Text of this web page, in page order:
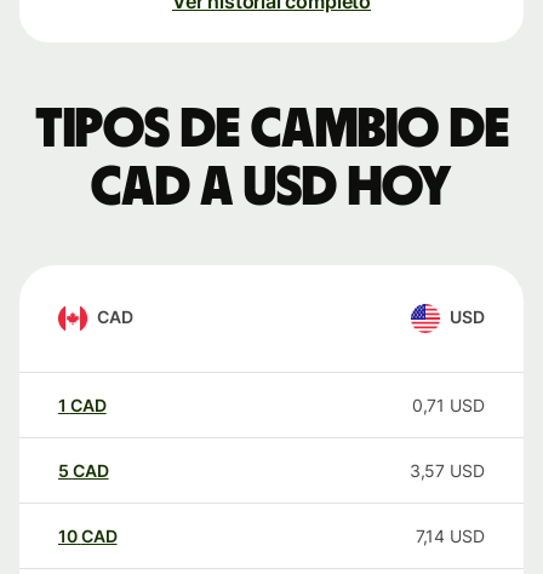
Tipos de cambio de
CAD a USD hoy
CAD USD
1 CAD 0,71 USD
5 CAD 3,57 USD
10CAD 7,14 USD